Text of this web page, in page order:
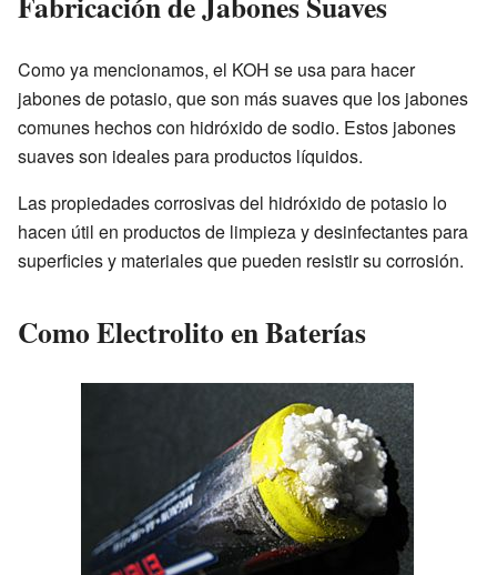
Como ya mencionamos, el KOH se usa para hacer
jabones de potasio, que son más suaves que los jabones
comunes hechos con hidróxido de sodio. Estos jabones
suaves son ideales para productos líquidos.
Las propiedades corrosivas del hidróxido de potasio lo
hacen útil en productos de limpieza y desinfectantes para
superficies y materiales que pueden resistir su corrosión.
Como Electrolito en Baterías